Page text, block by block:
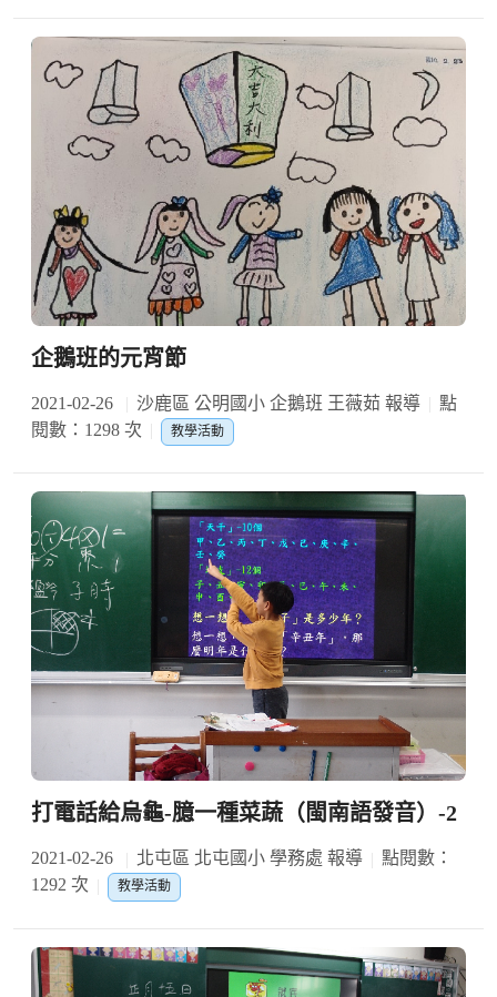
企鵝班的元宵節
2021-02-26 沙鹿區 公明國小 企鵝班 王薇茹 報導
點
閱數：1298 次
教學活動
打電話給烏龜-臆一種菜蔬（閩南語發音）-2
2021-02-26 北屯區 北屯國小 學務處 報導
點閱數：
1292 次
教學活動